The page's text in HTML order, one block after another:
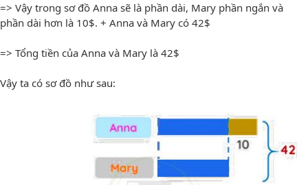
=> Vậy trong sơ đồ Anna sẽ là phần dài, Mary phần ngắn và
phần dài hơn là 10$. + Anna và Mary có 42$
=> Tổng tiền của Anna và Mary là 42$
Vậy ta có sơ đồ như sau: